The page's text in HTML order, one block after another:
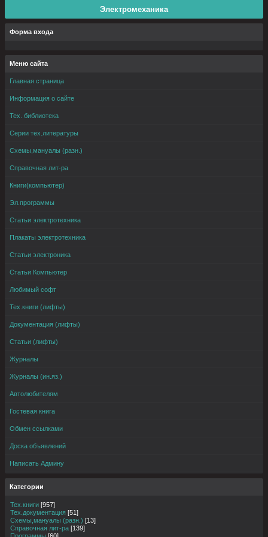
Электромеханика
Форма входа
Меню сайта
Главная страница
Информация о сайте
Тех. библиотека
Серии тех.литературы
Схемы,мануалы (разн.)
Справочная лит-ра
Книги(компьютер)
Эл.программы
Статьи электротехника
Плакаты электротехника
Статьи электроника
Статьи Компьютер
Любимый софт
Тех.книги (лифты)
Документация (лифты)
Статьи (лифты)
Журналы
Журналы (ин.яз.)
Автолюбителям
Гостевая книга
Обмен ссылками
Доска объявлений
Написать Админу
Категории
Тех.книги [957]
Тех.документация [51]
Схемы,мануалы (разн.) [13]
Справочная лит-ра [139]